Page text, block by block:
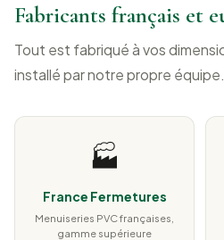
Fabricants français et
Tout est fabriqué à vos
installé par notre propre équipe.
🏭
France Fermetures
Menuiseries PVC françaises,
gamme supérieure